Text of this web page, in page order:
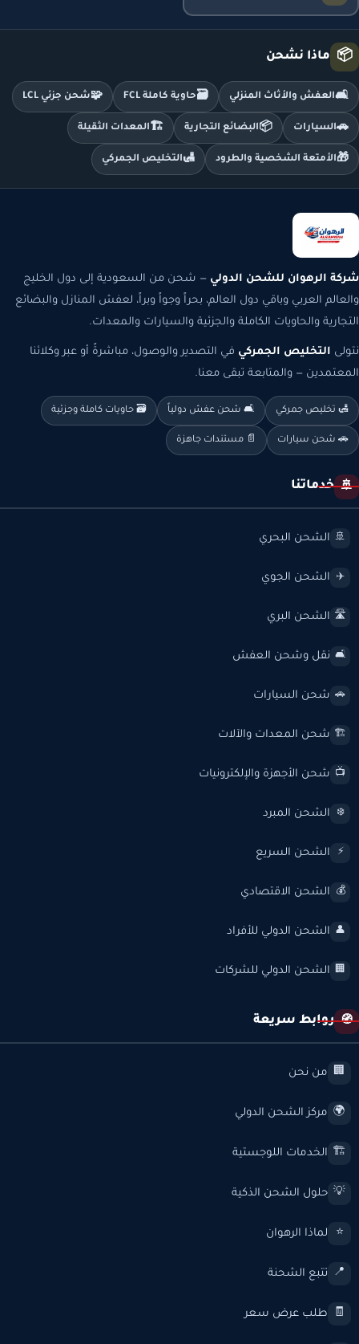
📦 ماذا نشحن
🛋️العفش والأثاث المنزلي 🗃️حاوية كاملة FCL 🧩شحن جزئي LCL
🚗السيارات 📦البضائع التجارية 🏗️ المعدات الثقيلة
🎁الأمتعة الشخصية والطرود 🛃التخليص الجمركي
شركة الرهوان للشحن الدولي — شحن من السعودية إلى دول الخليج
والعالم العربي وباقي دول العالم، بحراً وجواً وبراً، لعفش المنازل والبضائع
التجارية والحاويات الكاملة والجزئية والسيارات والمعدات.
نتولى التخليص الجمركي في التصدير والوصول، مباشرةً أو عبر وكلائنا
المعتمدين — والمتابعة تبقى معنا.
🛃 تخليص جمركي 🛋️ شحن عفش دولياً 🗃️ حاويات كاملة وجزئية
🚗 شحن سيارات 📄 مستندات جاهزة
🚢 خدماتنا
🚢 الشحن البحري
✈️ الشحن الجوي
🛣️ الشحن البري
🛋️ نقل وشحن العفش
🚗 شحن السيارات
🏗️ شحن المعدات والآلات
📺 شحن الأجهزة والإلكترونيات
❄️ الشحن المبرد
⚡ الشحن السريع
💰 الشحن الاقتصادي
👤 الشحن الدولي للأفراد
🏢 الشحن الدولي للشركات
🧭 روابط سريعة
🏢 من نحن
🌍 مركز الشحن الدولي
🏗️ الخدمات اللوجستية
💡 حلول الشحن الذكية
⭐ لماذا الرهوان
📍 تتبع الشحنة
🧾 طلب عرض سعر